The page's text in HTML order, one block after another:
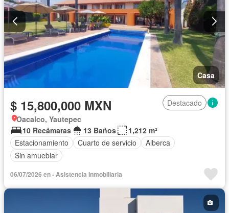
Casa
$ 15,800,000 MXN
Destacado
Oacalco, Yautepec
10 Recámaras
13 Baños
1,212 m²
Estacionamiento
Cuarto de servicio
Alberca
Sin amueblar
06/07/2026 en - Asistencia Inmobiliaria